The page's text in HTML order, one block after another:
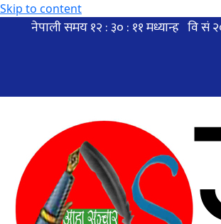
Skip to content